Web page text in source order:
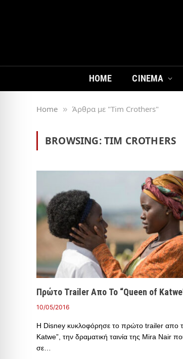
HOME CINEMA
Home » Άρθρα με "Tim Crothers"
BROWSING:TIM CROTHERS
Πρώτο Trailer Απο Το “Queen of
10/05/2016
Η Disney κυκλοφόρησε το πρώτο trailer απο
Katwe”, την δραματική ταινία της Mira Nair
σε…